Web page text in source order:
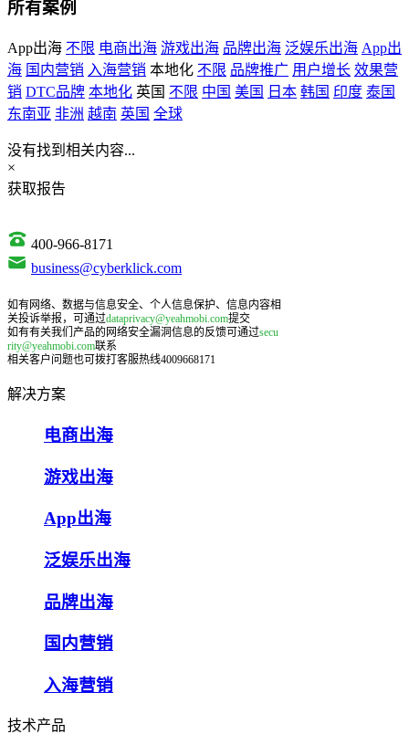
所有案例
App出海 不限 电商出海 游戏出海 品牌出海 泛娱乐出海 App出
海 国内营销 入海营销 本地化 不限 品牌推广 用户增长 效果营
销 DTC品牌 本地化 英国 不限 中国 美国 日本 韩国 印度 泰国
东南亚 非洲 越南 英国 全球
没有找到相关内容...
×
获取报告
400-966-8171
business@cyberklick.com
如有网络、数据与信息安全、个人信息保护、信息内容相
关投诉举报，可通过dataprivacy@yeahmobi.com提交
如有有关我们产品的网络安全漏洞信息的反馈可通过secu
rity@yeahmobi.com联系
相关客户问题也可拨打客服热线4009668171
解决方案
电商出海
游戏出海
App出海
泛娱乐出海
品牌出海
国内营销
入海营销
技术产品